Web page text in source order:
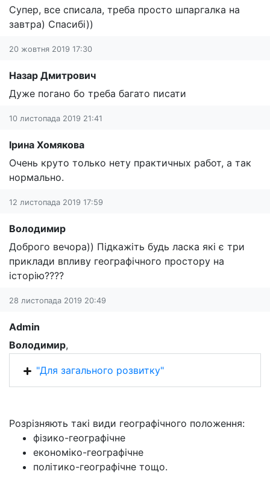
Супер, все списала, треба просто шпаргалка на
завтра) Спасибі))
20 жовтня 2019 17:30
Назар Дмитрович
Дуже погано бо треба багато писати
10 листопада 2019 21:41
Ірина Хомякова
Очень круто только нету практичных работ, а так
нормально.
12 листопада 2019 17:59
Володимир
Доброго вечора)) Підкажіть будь ласка які є три
приклади впливу географічного простору на
історію????
28 листопада 2019 20:49
Admin
Володимир,
"Для загального розвитку"
Розрізняють такі види географічного положення:
фізико-географічне
економіко-географічне
політико-географічне тощо.